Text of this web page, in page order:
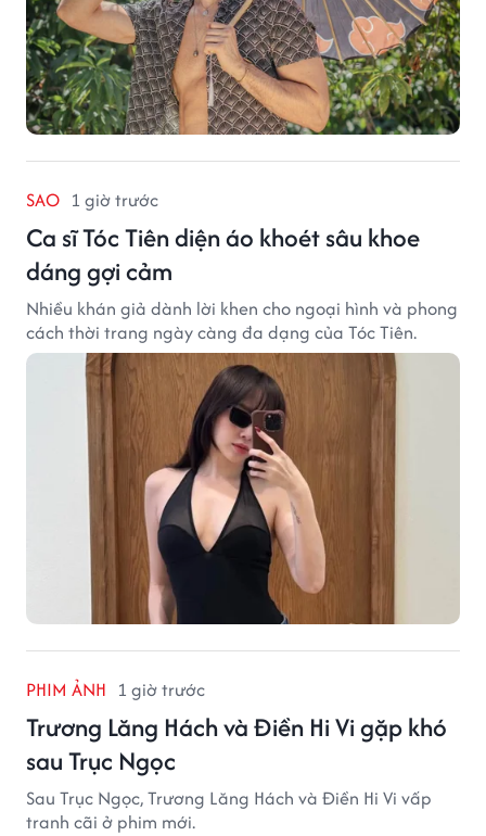
SAO 1 giờ trước
Ca sĩ Tóc Tiên diện áo khoét sâu khoe
dáng gợi cảm
Nhiều khán giả dành lời khen cho ngoại hình và phong
cách thời trang ngày càng đa dạng của Tóc Tiên.
PHIM ẢNH 1 giờ trước
Trương Lăng Hách và Điền Hi Vi gặp khó
sau Trục Ngọc
Sau Trục Ngọc, Trương Lăng Hách và Điền Hi Vi vấp
tranh cãi ở phim mới.